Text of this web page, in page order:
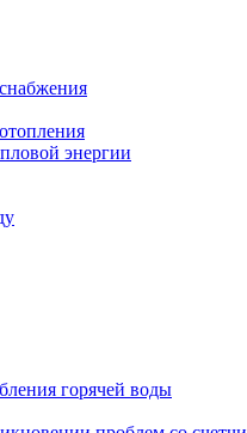
энергии
горячей воды